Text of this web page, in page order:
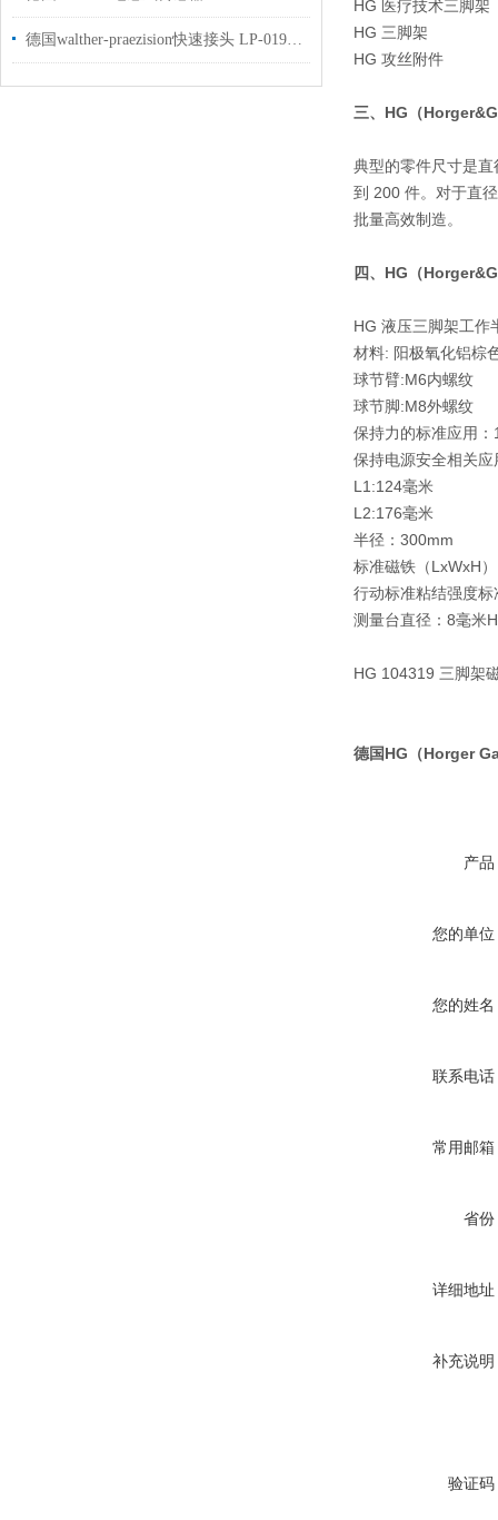
德国walther-praezision快速接头 LP-019-0-WR533-11-1用于钢厂使用
HG 医疗技术三脚架
HG 三脚架
HG 攻丝附件
三、HG（
典型的零件尺寸是
到 200 件。对于直
批量高效制造。
四、HG（
HG 液压三脚架工作
材料: 阳极氧化铝棕
球节臂:M6内螺纹
球节脚:M8外螺纹
保持力的标准应用：
保持电源安全相关应
L1:124毫米
L2:176毫米
半径：300mm
标准磁铁（LxWxH
行动标准粘结强度
测量台直径：8毫米
HG 104319 三脚架
德国HG（Horger
产品
您的单位
您的姓名
联系电话
常用邮箱
省份
详细地址
补充说明
验证码